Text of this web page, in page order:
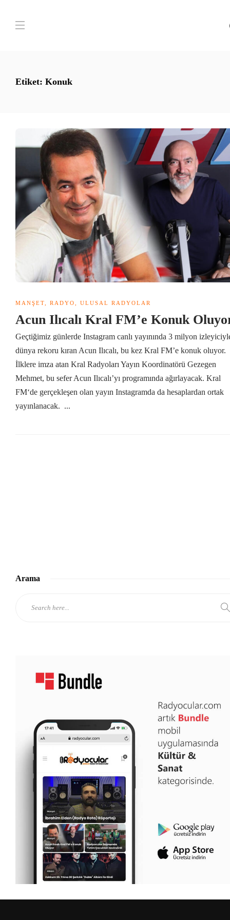
Etiket: Konuk
MANŞET, RADYO, ULUSAL RADYOLAR
Acun Ilıcalı Kral FM’e Konuk
Geçtiğimiz günlerde Instagram canlı yayınında 3 milyon
dünya rekoru kıran Acun Ilıcalı, bu kez Kral FM’e konuk oluyor.
İlklere imza atan Kral Radyoları Yayın Koordinatörü Gezegen
Mehmet, bu sefer Acun Ilıcalı’yı programında ağırlayacak. Kral
FM‘de gerçekleşen olan yayın Instagramda da hesaplardan ortak
yayınlanacak. ...
Arama